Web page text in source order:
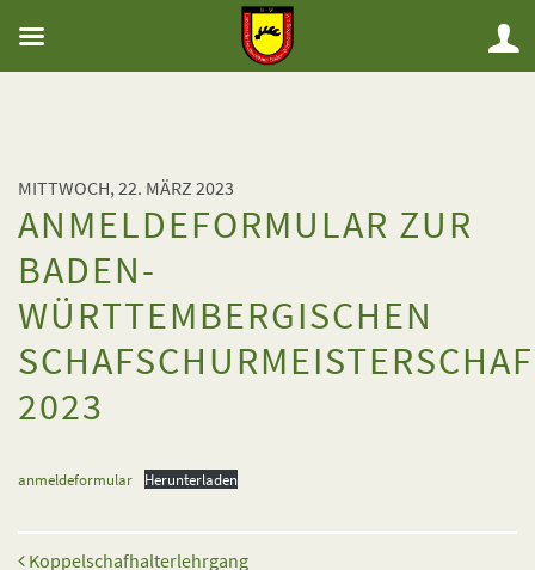
MITTWOCH, 22. MÄRZ 2023
ANMELDEFORMULAR ZUR
BADEN-
WÜRTTEMBERGISCHEN
2023
anmeldeformular Herunterladen
Beitrags-Navigation
Koppelschafhalterlehrgang